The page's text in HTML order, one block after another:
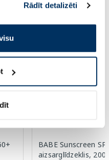
sīkdatņu
savu izvēli:
Rādīt detalizēti
-60%
BABE Sunscreen
aizsarglīdzeklis, 200